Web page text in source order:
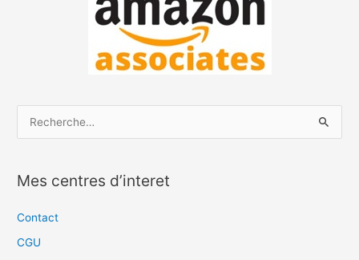
h
e
Mes centres d’interet
Contact
CGU